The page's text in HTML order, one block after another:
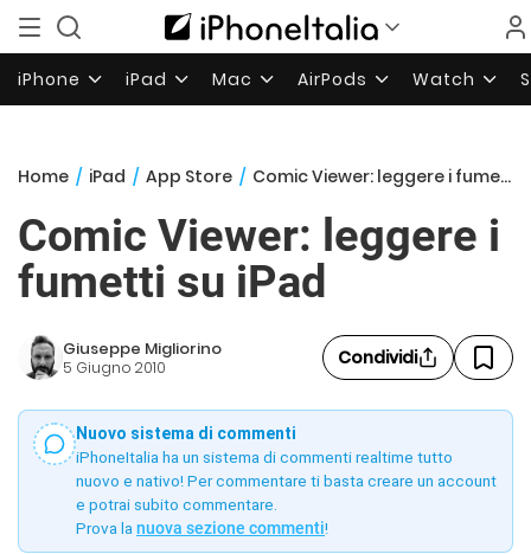
iPhone iPad Mac AirPods Watch
Home / iPad / App Store / Comic Viewer: leggere i fumetti su iPad
Comic Viewer: leggere i
fumetti su iPad
Giuseppe Migliorino
5 Giugno 2010 Condividi
Nuovo sistema di commenti
iPhoneItalia ha un sistema di commenti realtime tutto
nuovo e nativo! Per commentare ti basta creare un account
e potrai subito commentare.
Prova la nuova sezione commenti!